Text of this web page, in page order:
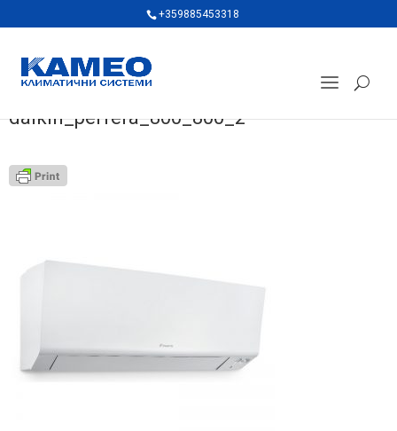
+359885453318
daikin_perfera_800_800_2